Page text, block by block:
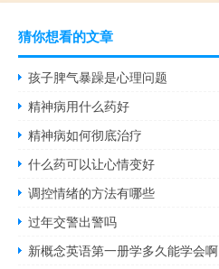
猜你想看的文章
孩子脾气暴躁是心理问题
精神病用什么药好
精神病如何彻底治疗
什么药可以让心情变好
调控情绪的方法有哪些
过年交警出警吗
新概念英语第一册学多久能学会啊